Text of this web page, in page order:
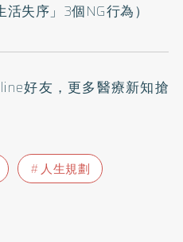
活失序」3個NG行為）
好友 ，更多醫療新知搶
人生規劃